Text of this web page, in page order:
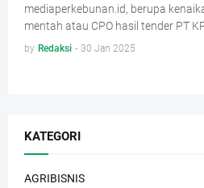
mediaperkebunan.id, berupa
mentah atau CPO hasil tender PT
by Redaksi - 30 Jan 2025
KATEGORI
AGRIBISNIS